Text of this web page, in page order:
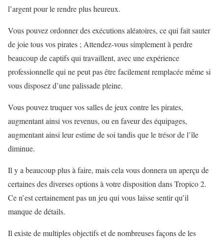
l’argent pour le rendre plus heureux.
Vous pouvez ordonner des exécutions aléatoires, ce qui fait sauter
de joie tous vos pirates ; Attendez-vous simplement à perdre
beaucoup de captifs qui travaillent, avec une expérience
professionnelle qui ne peut pas être facilement remplacée même si
vous disposez d’une palissade pleine.
Vous pouvez truquer vos salles de jeux contre les pirates,
augmentant ainsi vos revenus, ou en faveur des équipages,
augmentant ainsi leur estime de soi tandis que le trésor de l’île
diminue.
Il y a beaucoup plus à faire, mais cela vous donnera un aperçu de
certaines des diverses options à votre disposition dans Tropico 2.
Ce n’est certainement pas un jeu qui vous laisse sentir qu’il
manque de détails.
Il existe de multiples objectifs et de nombreuses façons de les